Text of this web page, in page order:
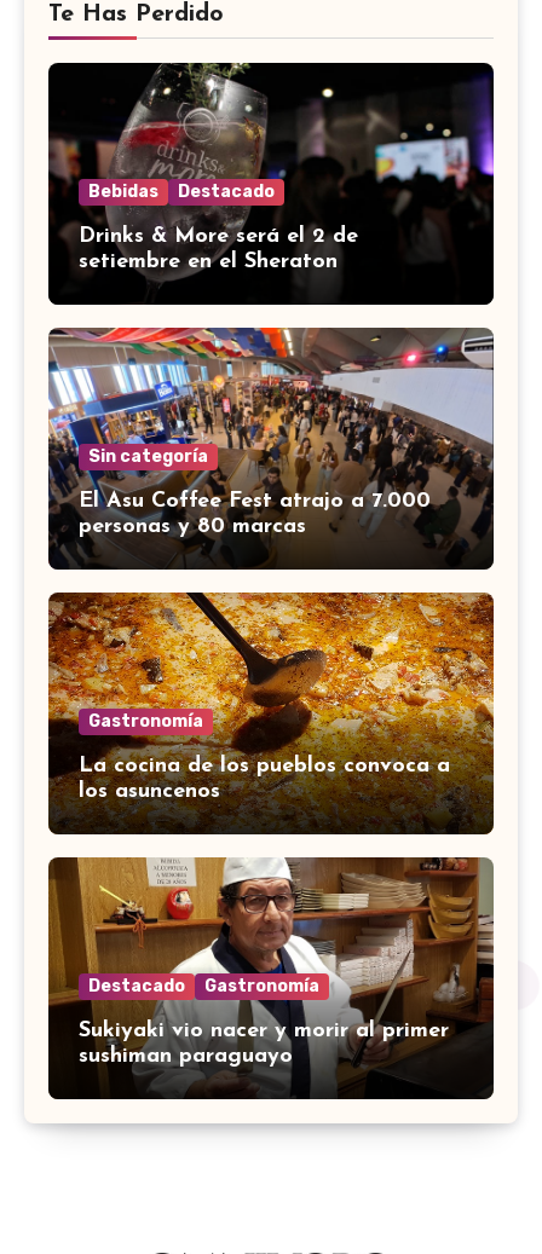
Te Has Perdido
Bebidas Destacado
Drinks & More será el 2 de
setiembre en el Sheraton
Sin categoría
El Asu Coffee Fest atrajo a 7.000
personas y 80 marcas
Gastronomía
La cocina de los pueblos convoca a
los asuncenos
Destacado Gastronomía
Sukiyaki vio nacer y morir al primer
sushiman paraguayo